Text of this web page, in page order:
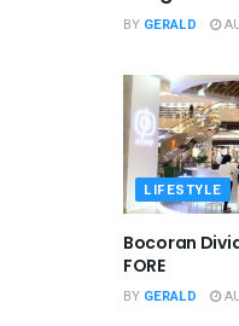
BY GERALD
LIFESTYLE
Bocoran
FORE
BY GERALD